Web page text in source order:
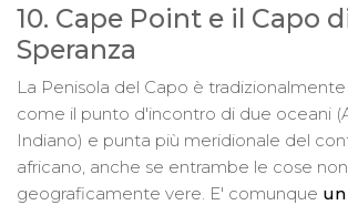
10. Cape Point e il Capo
Speranza
La Penisola del Capo è
come il punto d'incontro di due oceani
Indiano) e punta più meridionale del
africano, anche se entrambe le cose
geograficamente vere. E' comunque